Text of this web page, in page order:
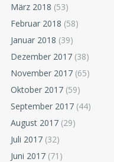
März 2018 (53)
Februar 2018 (58)
Januar 2018 (39)
Dezember 2017 (38)
November 2017 (65)
Oktober 2017 (59)
September 2017 (44)
August 2017 (29)
Juli 2017 (32)
Juni 2017 (71)